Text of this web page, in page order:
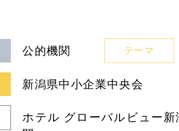
公的機関 テーマ
新潟県中小企業中央会
ホテル グローバルビュー